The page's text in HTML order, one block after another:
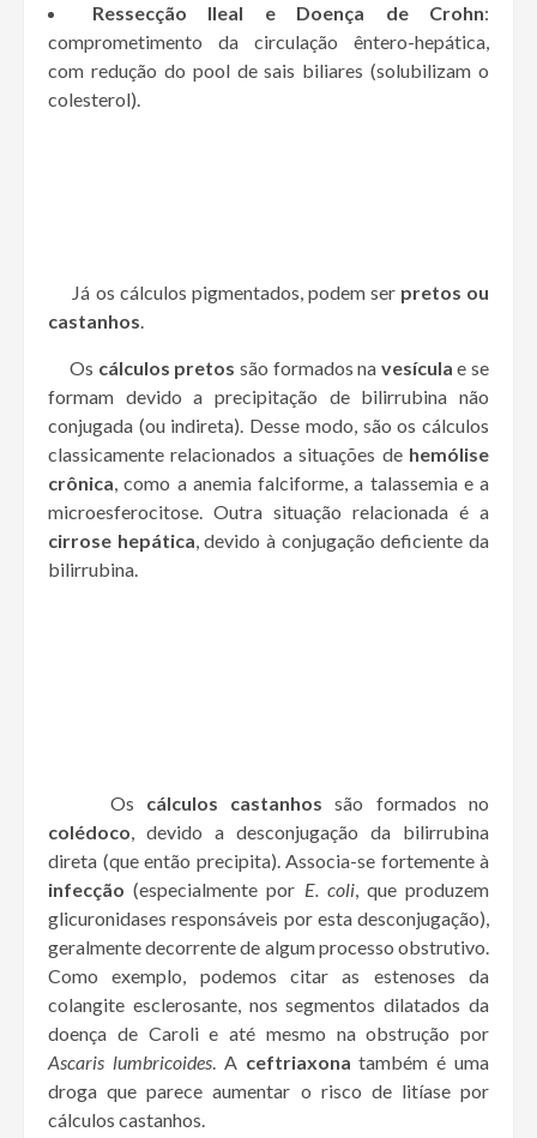
Ressecção Ileal e Doença de Crohn:
comprometimento da circulação êntero-hepática,
com redução do pool de sais biliares (solubilizam o
colesterol).
Já os cálculos pigmentados, podem ser pretos ou
castanhos.
Os cálculos pretos são formados na vesícula e se
formam devido a precipitação de bilirrubina não
conjugada (ou indireta). Desse modo, são os cálculos
classicamente relacionados a situações de hemólise
crônica, como a anemia falciforme, a talassemia e a
microesferocitose. Outra situação relacionada é a
cirrose hepática, devido à conjugação deficiente da
bilirrubina.
Os cálculos castanhos são formados no
colédoco, devido a desconjugação da bilirrubina
direta (que então precipita). Associa-se fortemente à
infecção (especialmente por E. coli, que produzem
glicuronidases responsáveis por esta desconjugação),
geralmente decorrente de algum processo obstrutivo.
Como exemplo, podemos citar as estenoses da
colangite esclerosante, nos segmentos dilatados da
doença de Caroli e até mesmo na obstrução por
Ascaris lumbricoides. A ceftriaxona também é uma
droga que parece aumentar o risco de litíase por
cálculos castanhos.